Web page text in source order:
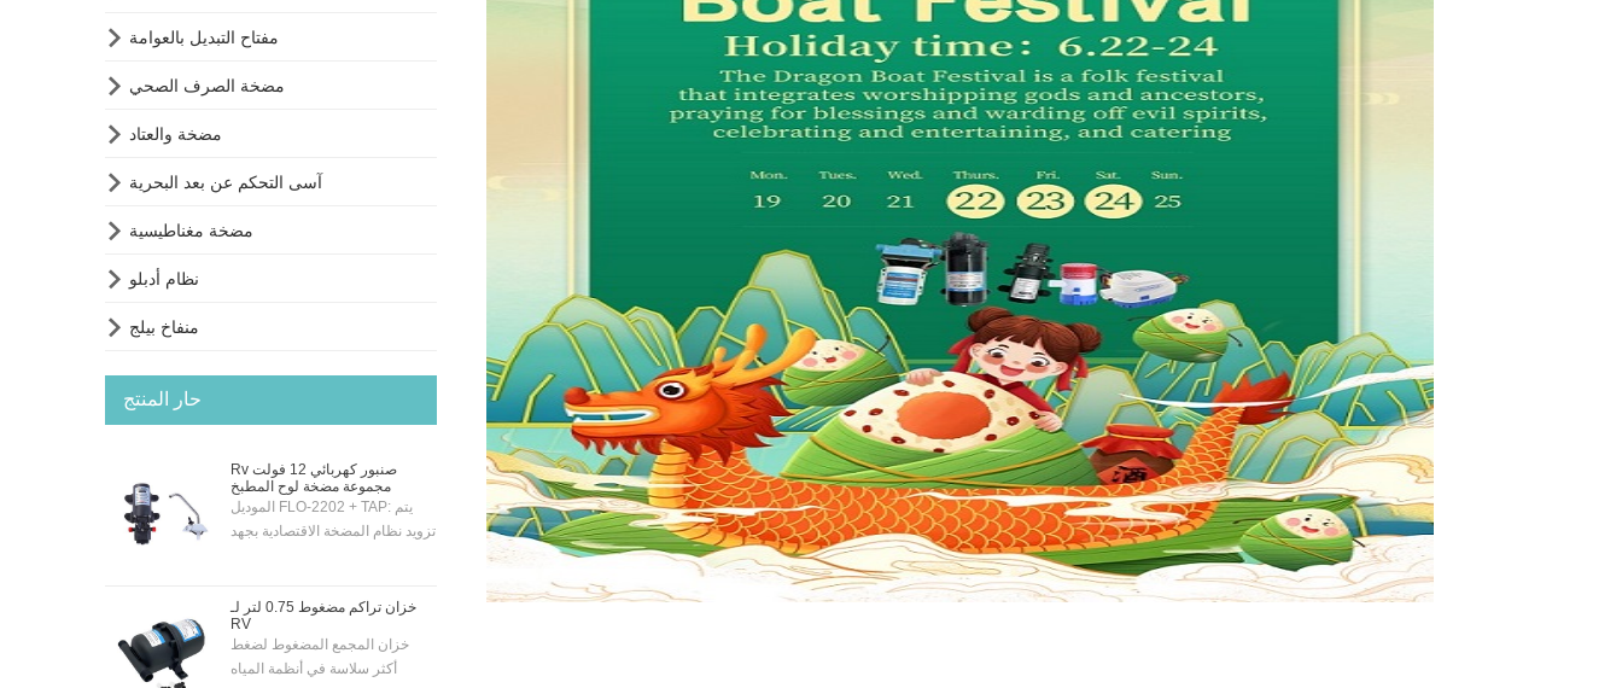
 مفتاح التبديل بالعوامة
 مضخة الصرف الصحي
 مضخة والعتاد
 آسى التحكم عن بعد البحرية
 مضخة مغناطيسية
 نظام أدبلو
 منفاخ بيلج
حار المنتج
Rv صنبور كهربائي 12 فولت
مجموعة مضخة لوح المطبخ
الموديل FLO-2202 + TAP: يتم
تزويد نظام المضخة الاقتصادية بجهد
فولت - بحيث يمكن تنشيط
المضخة تلقائيًا عن طريق مفتاح
التبديل الموجود على الصنبور.
المضخة "SELF-PRIMING" لذا
خزان تراكم مضغوط 0.75 لتر لـ
RV
خزان المجمع المضغوط لضغط
أكثر سلاسة في أنظمة المياه